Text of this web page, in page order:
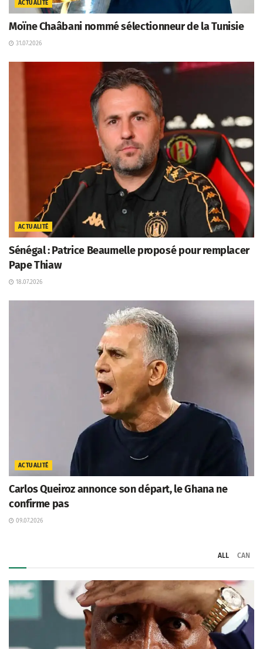
ACTUALITÉ
Moïne Chaâbani nommé sélectionneur de la Tunisie
31.07.2026
ACTUALITÉ
Sénégal : Patrice Beaumelle proposé pour remplacer
Pape Thiaw
18.07.2026
ACTUALITÉ
Carlos Queiroz annonce son départ, le Ghana ne
confirme pas
09.07.2026
ALL CAN